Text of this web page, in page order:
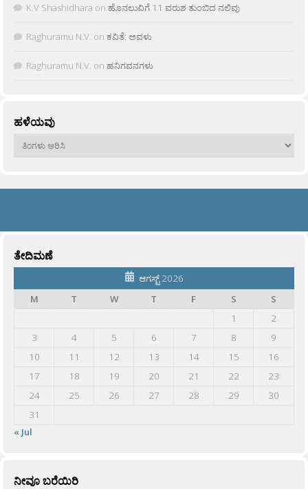
K.V Shashidhara on ಹೊನಲುವಿಗೆ 11 ವರುಶ ತುಂಬಿದ ನಲಿವು
Raghuramu N.V. on ಕವಿತೆ: ಅವಳು
Raghuramu N.V. on ಹನಿಗವನಗಳು
ಹಳೆಯವು
ಹಳೆಯವು
ತೇದಿಮಣೆ
ಆಗಸ್ಟ್ 2026
M
T W T F S
S
1
2
3
4 5 6 7 8
9
10
11 12 13 14 15
16
17
18 19 20 21 22
23
24
25 26 27 28 29
30
31
« Jul
ನೀವೂ ಬರೆಯಿರಿ